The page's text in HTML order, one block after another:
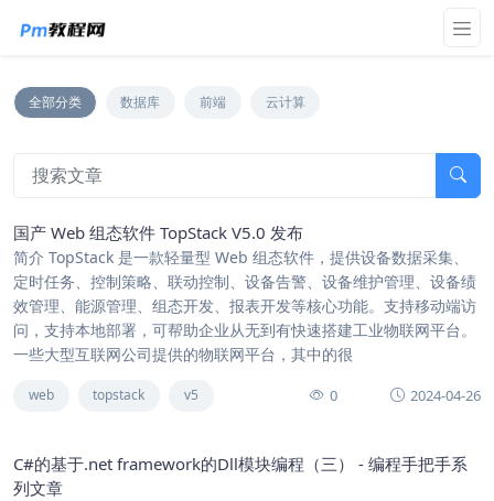
全部分类 数据库 前端 云计算
国产 Web 组态软件 TopStack V5.0 发布
简介 TopStack 是一款轻量型 Web 组态软件，提供设备数据采集、
定时任务、控制策略、联动控制、设备告警、设备维护管理、设备绩
效管理、能源管理、组态开发、报表开发等核心功能。支持移动端访
问，支持本地部署，可帮助企业从无到有快速搭建工业物联网平台。
一些大型互联网公司提供的物联网平台，其中的很
web topstack v5 0 2024-04-26
C#的基于.net framework的Dll模块编程（三） - 编程手把手系
列文章